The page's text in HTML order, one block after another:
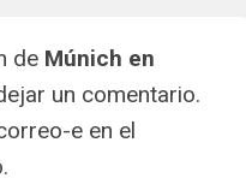
de Múnich en
un comentario.
e en el